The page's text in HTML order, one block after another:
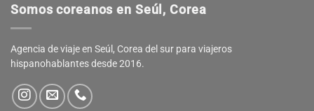
Somos coreanos en Seúl, Corea
Agencia de viaje en Seúl, Corea del sur para viajeros
hispanohablantes desde 2016.